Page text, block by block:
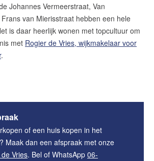
Johannes Vermeerstraat, Van
van Mierisstraat hebben een hele
is daar heerlijk wonen met topcultuur om
met Rogier de Vries, wijkmakelaar voor
.
of een huis kopen in het
Maak dan een afspraak met onze
Vries. Bel of WhatsApp 06-